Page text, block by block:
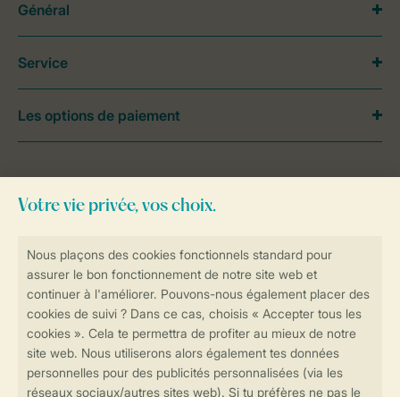
Réservations en ligne rapides et sécurisées
Transmission sécurisée des données
contactez notreContact Center.
Général
Service
Les options de paiement